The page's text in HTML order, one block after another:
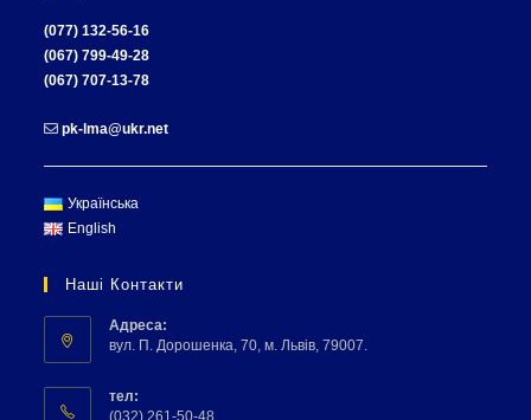
(077) 132-56-16
(067) 799-49-28
(067) 707-13-78
pk-lma@ukr.net
Українська
English
Наші Контакти
Адреса:
вул. П. Дорошенка, 70, м. Львів, 79007.
тел:
(032) 261-50-48